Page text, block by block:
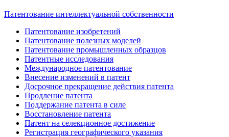
Патентование интеллектуальной собственности
Патентование изобретений
Патентование полезных моделей
Патентование промышленных образцов
Патентные исследования
Международное патентование
Внесение изменений в патент
Досрочное прекращение действия патента
Продление патента
Поддержание патента в силе
Восстановление патента
Патент на селекционное достижение
Регистрация географического указания